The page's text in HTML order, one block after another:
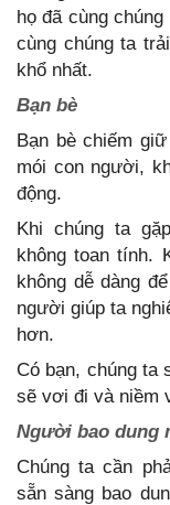
họ đã cùng
cùng chúng ta
khổ nhất.
Bạn bè
Bạn bè chiếm
mói con người,
động.
Khi chúng ta
không toan tính.
không dễ dàng
người giúp ta
hơn.
Có bạn, chúng ta
sẽ vơi đi và niềm
Người bao dung
Chúng ta cần
sẵn sàng bao